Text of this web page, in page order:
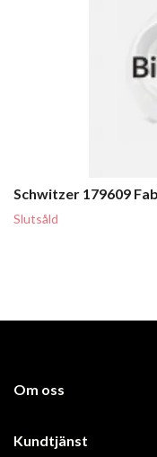
Schwitzer 179609
Slutsåld
Om oss
Kundtjänst